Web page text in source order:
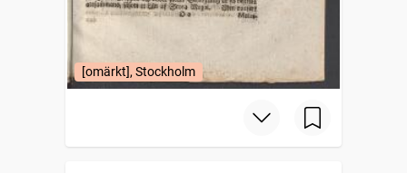
[omärkt], Stockholm